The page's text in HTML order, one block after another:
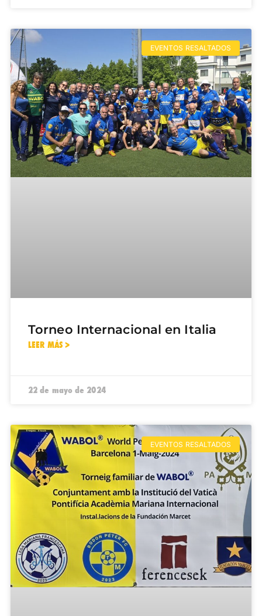
EVENTOS RESALTADOS
Torneo Internacional en Italia
LEER MÁS >
22 de mayo de 2024
EVENTOS RESALTADOS